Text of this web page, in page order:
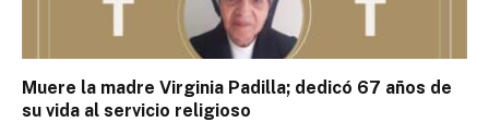
Muere la madre Virginia Padilla; dedicó 67 años de
su vida al servicio religioso